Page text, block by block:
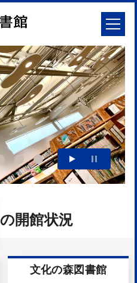
の開館状況
文化の森図書館